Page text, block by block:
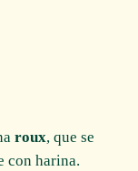
roux, que se
con harina.